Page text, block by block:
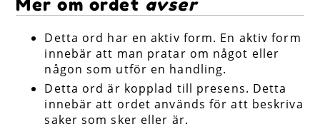
Mer om ordet avser
Detta ord har en aktiv form. En aktiv form
innebär att man pratar om något eller
någon som utför en handling.
Detta ord är kopplad till presens. Detta
innebär att ordet används för att beskriva
saker som sker eller är.